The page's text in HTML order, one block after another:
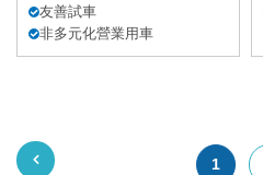
友善試車
非多元化營業用車
1